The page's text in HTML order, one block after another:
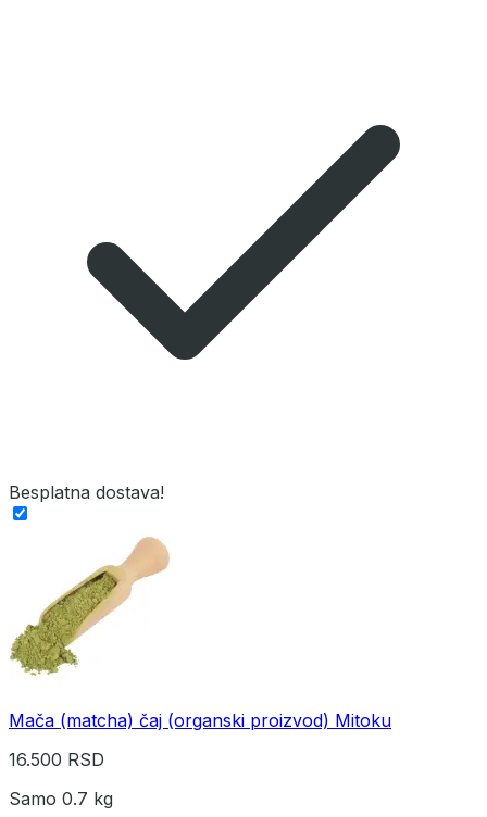
Besplatna dostava!
Mača (matcha) čaj (organski proizvod) Mitoku
16.500 RSD
Samo 0.7 kg